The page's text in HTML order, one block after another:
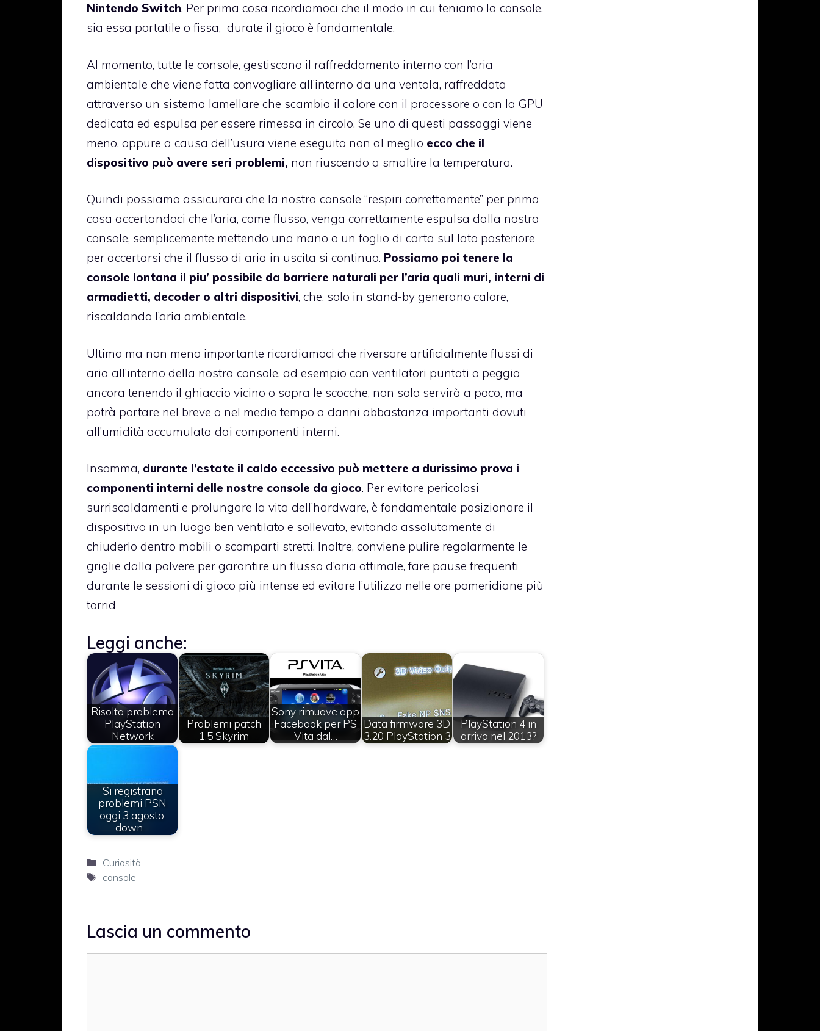
Nintendo Switch. Per prima cosa ricordiamoci che il modo in cui teniamo la console,
sia essa portatile o fissa, durate il gioco è fondamentale.
Al momento, tutte le console, gestiscono il raffreddamento interno con l’aria
ambientale che viene fatta convogliare all’interno da una ventola, raffreddata
attraverso un sistema lamellare che scambia il calore con il processore o con la GPU
dedicata ed espulsa per essere rimessa in circolo. Se uno di questi passaggi viene
meno, oppure a causa dell’usura viene eseguito non al meglio ecco che il
dispositivo può avere seri problemi, non riuscendo a smaltire la temperatura.
Quindi possiamo assicurarci che la nostra console “respiri correttamente” per prima
cosa accertandoci che l’aria, come flusso, venga correttamente espulsa dalla nostra
console, semplicemente mettendo una mano o un foglio di carta sul lato posteriore
per accertarsi che il flusso di aria in uscita si continuo. Possiamo poi tenere la
console lontana il piu’ possibile da barriere naturali per l’aria quali muri, interni di
armadietti, decoder o altri dispositivi, che, solo in stand-by generano calore,
riscaldando l’aria ambientale.
Ultimo ma non meno importante ricordiamoci che riversare artificialmente flussi di
aria all’interno della nostra console, ad esempio con ventilatori puntati o peggio
ancora tenendo il ghiaccio vicino o sopra le scocche, non solo servirà a poco, ma
potrà portare nel breve o nel medio tempo a danni abbastanza importanti dovuti
all’umidità accumulata dai componenti interni.
Insomma, durante l’estate il caldo eccessivo può mettere a durissimo prova i
componenti interni delle nostre console da gioco. Per evitare pericolosi
surriscaldamenti e prolungare la vita dell’hardware, è fondamentale posizionare il
dispositivo in un luogo ben ventilato e sollevato, evitando assolutamente di
chiuderlo dentro mobili o scomparti stretti. Inoltre, conviene pulire regolarmente le
griglie dalla polvere per garantire un flusso d’aria ottimale, fare pause frequenti
durante le sessioni di gioco più intense ed evitare l’utilizzo nelle ore pomeridiane più
torrid
Leggi anche:
Risolto problema
PlayStation
Network
Problemi patch
1.5 Skyrim
Sony rimuove app
Facebook per PS
Vita dal…
Data firmware 3D
3.20 PlayStation 3
PlayStation 4 in
arrivo nel 2013?
Si registrano
problemi PSN
oggi 3 agosto:
down…
Categorie
Curiosità
Tag
console
Lascia un commento